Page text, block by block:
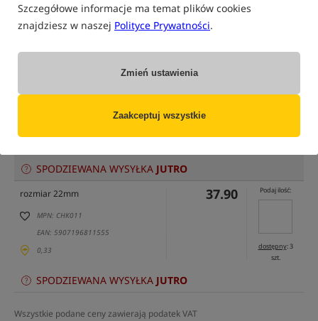
Szczegółowe informacje ma temat plików cookies
znajdziesz w naszej Polityce Prywatności.
Zmień ustawienia
Zaakceptuj wszystkie
tylko produkty na "naszym magazynie"
(część opcji mogła zostać ukryta przez wybrany sposób filtrowania)
Opcja Cena PLN Ilość
0,33
SPODZIEWANA WYSYŁKA JUTRO
rozmiar 22mm
MPN: CHK011
EAN: 5907196811555
0,33
37.90 Podaj ilość:
dostępny: 3
szt.
SPODZIEWANA WYSYŁKA JUTRO
Wszystkie podane ceny zawierają podatek VAT